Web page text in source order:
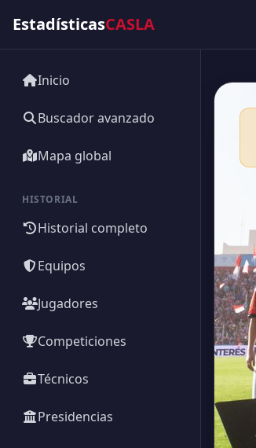
EstadísticasCASLA
Inicio
Buscador avanzado
Mapa global
HISTORIAL
Historial completo
Equipos
Jugadores
Competiciones
Técnicos
Presidencias